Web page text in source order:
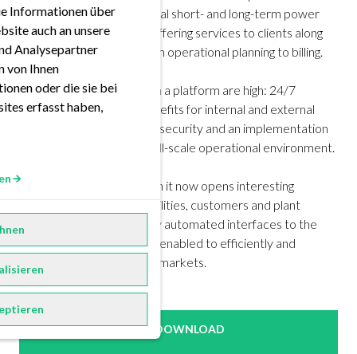
Informationen über
auch an unsere
Analysepartner
von Ihnen
oder die sie bei
erfasst haben,
solution covering all physical short- and long-term power
markets, natural gas and offering services to clients along
the entire value chain, from operational planning to billing.
The requirements for such a platform are high: 24/7
availability, addressing benefits for internal and external
stakeholders, operational security and an implementation
in parallel to the existing full-scale operational environment.
After the successful launch it now opens interesting
opportunities for public utilities, customers and plant
operators. Through its fully automated interfaces to the
sales units EWE Trading is enabled to efficiently and
precisely act in its various markets.
DOWNLOAD